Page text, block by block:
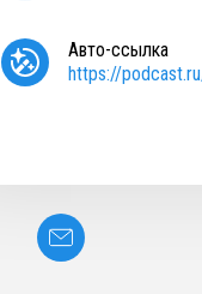
Авто-ссылка
https://